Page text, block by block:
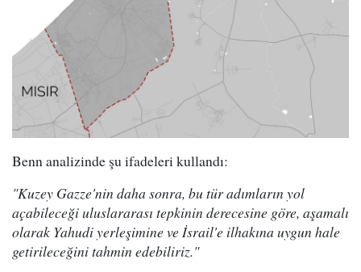
Benn analizinde şu ifadeleri kullandı:
"Kuzey Gazze'nin daha sonra, bu tür adımların yol
açabileceği uluslararası tepkinin derecesine göre, aşamalı
olarak Yahudi yerleşimine ve İsrail'e ilhakına uygun hale
getirileceğini tahmin edebiliriz."